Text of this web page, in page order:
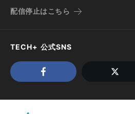
配信停止はこちら
TECH+ 公式SNS